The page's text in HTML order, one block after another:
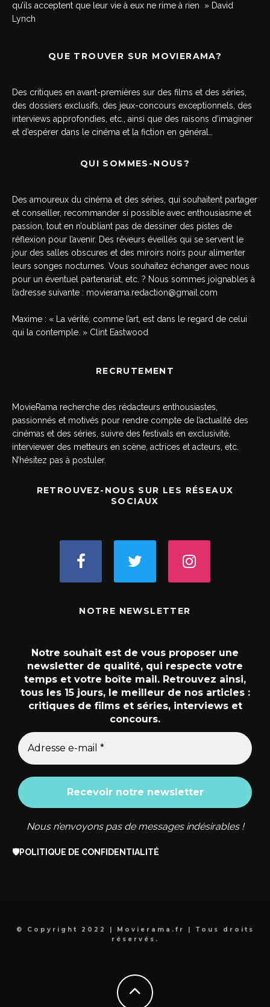
qu’ils acceptent que leur vie à eux ne rime à rien » David
Lynch
QUE TROUVER SUR MOVIERAMA?
Des critiques en avant-premières sur des films et des séries,
des dossiers exclusifs, des jeux-concours exceptionnels, des
interviews approfondies, etc., ainsi que des raisons d’imaginer
et d’espérer dans le cinéma et la fiction en général…
QUI SOMMES-NOUS?
Des amoureux du cinéma et des séries, qui souhaitent partager
et conseiller, recommander si possible avec enthousiasme et
passion, tout en n’oubliant pas de dessiner des pistes de
réflexion pour l’avenir. Des rêveurs éveillés qui se servent le
jour des salles obscures et des miroirs noirs pour alimenter
leurs songes nocturnes. Vous souhaitez échanger avec nous
pour un éventuel partenariat, etc. ? Nous sommes joignables à
l’adresse suivante : movierama.redaction@gmail.com
Maxime : « La vérité, comme l’art, est dans le regard de celui
qui la contemple. » Clint Eastwood
RECRUTEMENT
MovieRama recherche des rédacteurs enthousiastes,
passionnés et motivés pour rendre compte de l’actualité des
cinémas et des séries, suivre des festivals en exclusivité,
interviewer des metteurs en scène, actrices et acteurs, etc.
N’hésitez pas à postuler.
RETROUVEZ-NOUS SUR LES RÉSEAUX
SOCIAUX
NOTRE NEWSLETTER
Notre souhait est de vous proposer une
newsletter de qualité, qui respecte votre
temps et votre boîte mail. Retrouvez ainsi,
tous les 15 jours, le meilleur de nos articles :
critiques de films et séries, interviews et
concours.
Nous n’envoyons pas de messages indésirables !
🛡️POLITIQUE DE CONFIDENTIALITÉ
© Copyright 2022 | Movierama.fr | Tous droits
réservés.